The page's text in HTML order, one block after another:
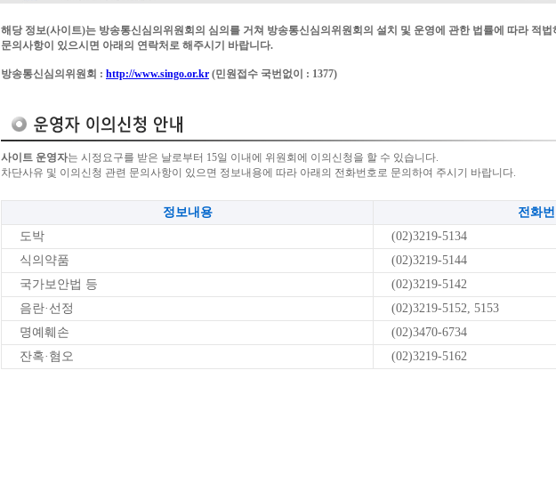
해당 정보(사이트)는 방송통신심의위원회의 심의를 거쳐 방송통신심의위원회의 설치 및 운영에 관한 법률에 따라 적
문의사항이 있으시면 아래의 연락처로 해주시기 바랍니다.
방송통신심의위원회 : http://www.singo.or.kr (민원접수 국번없이 : 1377)
사이트 운영자는 시정요구를 받은 날로부터 15일 이내에 위원회에 이의신청을 할 수 있습니다.
차단사유 및 이의신청 관련 문의사항이 있으면 정보내용에 따라 아래의 전화번호로 문의하여 주시기 바랍니다.
정보내용
전화
도박
(02)3219-5134
식의약품
(02)3219-5144
국가보안법 등
(02)3219-5142
음란·선정
(02)3219-5152, 5153
명예훼손
(02)3470-6734
잔혹·혐오
(02)3219-5162